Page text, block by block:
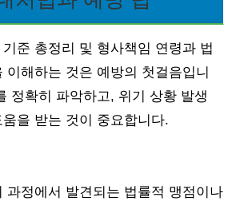
준 총정리 및 형사책임 연령과 법
이해하는 것은 예방의 첫걸음입니
정확히 파악하고, 위기 상황 발생
을 받는 것이 중요합니다.
과정에서 발견되는 법률적 맹점이나